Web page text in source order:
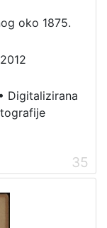
oko 1875.
• Digitalizirana
35